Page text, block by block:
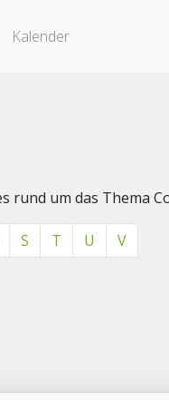
Kalender
rund um das Thema
S T U
V